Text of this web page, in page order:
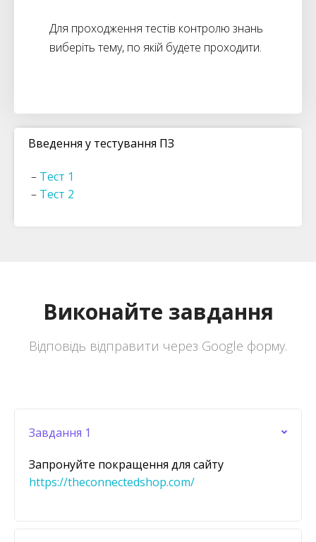
Для проходження тестів контролю знань
виберіть тему, по якій будете проходити.
Введення у тестування ПЗ
– Тест 1
– Тест 2
Виконайте завдання
Відповідь відправити через Google форму.
Завдання 1
Запронуйте покращення для сайту
https://theconnectedshop.com/